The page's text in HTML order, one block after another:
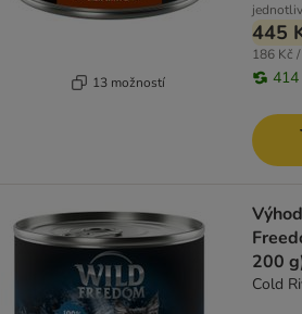
13 možností
445
186 Kč
414
200
Cold